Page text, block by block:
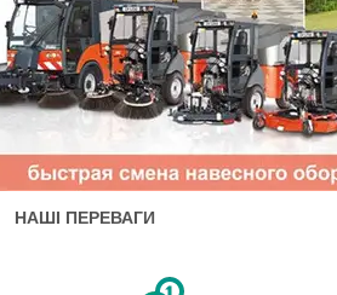
НАШІ ПЕРЕВАГИ